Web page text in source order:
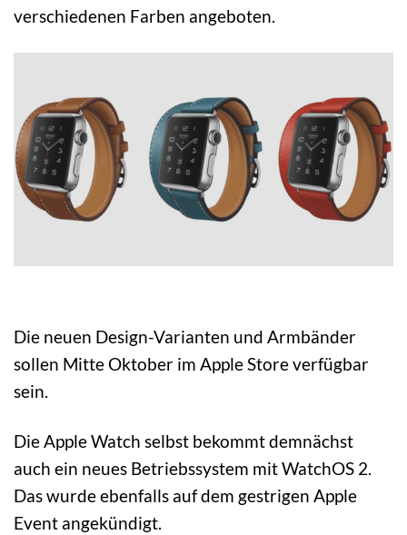
verschiedenen Farben angeboten.
Die neuen Design-Varianten und Armbänder
sollen Mitte Oktober im Apple Store verfügbar
sein.
Die Apple Watch selbst bekommt demnächst
auch ein neues Betriebssystem mit WatchOS 2.
Das wurde ebenfalls auf dem gestrigen Apple
Event angekündigt.